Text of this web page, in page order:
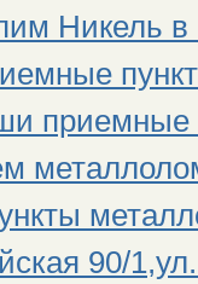
Никель
приемные
90/